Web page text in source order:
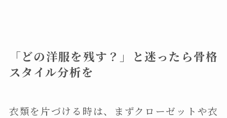
「どの洋服を残す？」と迷ったら骨格
スタイル分析を
衣類を片づける時は、まずクローゼットや衣